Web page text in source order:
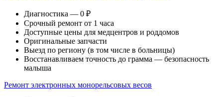
Диагностика — 0 ₽
Срочный ремонт от 1 часа
Доступные цены для медцентров и роддомов
Оригинальные запчасти
Выезд по региону (в том числе в больницы)
Восстанавливаем точность до грамма — безопасность
малыша
Ремонт электронных монорельсовых весов